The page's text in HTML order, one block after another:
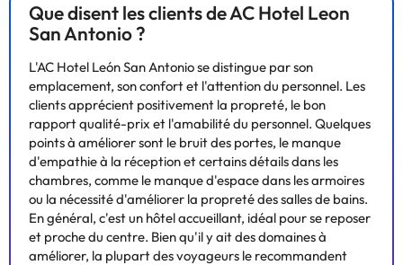
Que disent les clients de AC Hotel Leon
San Antonio ?
L'AC Hotel León San Antonio se distingue par son
emplacement, son confort et l'attention du personnel. Les
clients apprécient positivement la propreté, le bon
rapport qualité-prix et l'amabilité du personnel. Quelques
points à améliorer sont le bruit des portes, le manque
d'empathie à la réception et certains détails dans les
chambres, comme le manque d'espace dans les armoires
ou la nécessité d'améliorer la propreté des salles de bains.
En général, c'est un hôtel accueillant, idéal pour se reposer
et proche du centre. Bien qu'il y ait des domaines à
améliorer, la plupart des voyageurs le recommandent